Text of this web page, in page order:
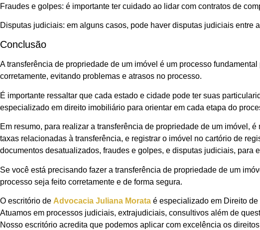
Fraudes e golpes: é importante ter cuidado ao lidar com contratos de
Disputas judiciais: em alguns casos, pode haver disputas judiciais entre
Conclusão
A transferência de propriedade de um imóvel é um processo
corretamente, evitando problemas e atrasos no processo.
É importante ressaltar que cada estado e cidade pode ter suas
especializado em direito imobiliário para orientar em cada etapa do
Em resumo, para realizar a transferência de propriedade de um imóvel,
taxas relacionadas à transferência, e registrar o imóvel no cartório de
documentos desatualizados, fraudes e golpes, e disputas judiciais, para
Se você está precisando fazer a transferência de propriedade de um
processo seja feito corretamente e de forma segura.
O escritório de Advocacia Juliana Morata é especializado em Direito
Atuamos em processos judiciais, extrajudiciais, consultivos além de
Nosso escritório acredita que podemos aplicar com excelência os